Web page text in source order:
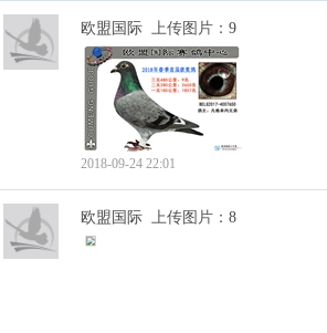
欧盟国际 上传图片： 9
2018-09-24 22:01
欧盟国际 上传图片： 8